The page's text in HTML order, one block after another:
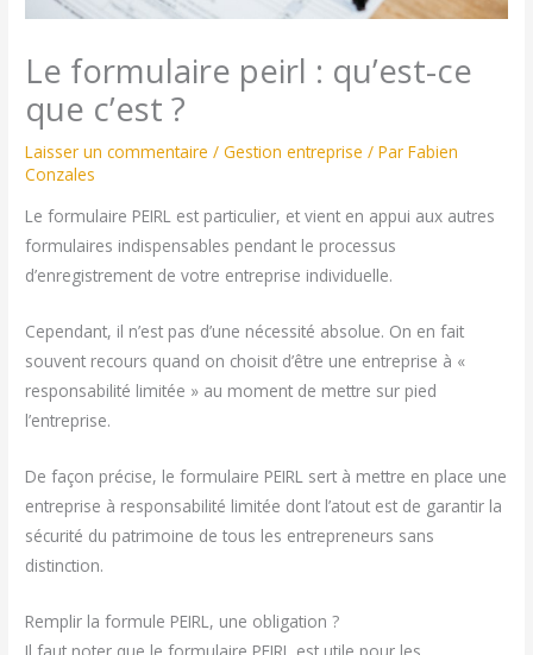
Le formulaire peirl : qu’est-ce
que c’est ?
Laisser un commentaire /Gestion entreprise / ParFabien
Conzales
Le formulaire PEIRL est particulier, et vient en appui aux autres
formulaires indispensables pendant le processus
d’enregistrement de votre entreprise individuelle.
Cependant, il n’est pas d’une nécessité absolue. On en fait
souvent recours quand on choisit d’être une entreprise à «
responsabilité limitée » au moment de mettre sur pied
l’entreprise.
De façon précise, le formulaire PEIRL sert à mettre en place une
entreprise à responsabilité limitée dont l’atout est de garantir la
sécurité du patrimoine de tous les entrepreneurs sans
distinction.
Remplir la formule PEIRL, une obligation ?